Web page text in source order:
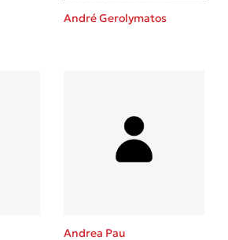
André Gerolymatos
Andrea Pau